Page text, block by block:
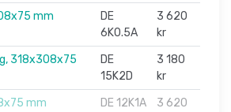
mm
DE
6K0.5A
3 620
kr
318x308x75
DE
15K2D
3 180
kr
mm
DE 12K1A
3 620